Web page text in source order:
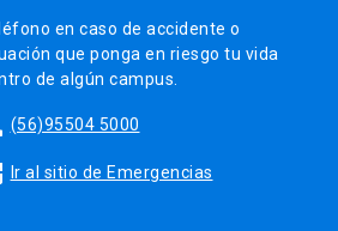
en caso de accidente o
que ponga en riesgo tu vida
de algún campus.
(56)95504 5000
Ir al sitio de Emergencias